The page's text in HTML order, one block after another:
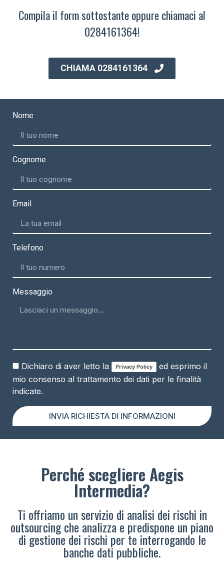
Compila il form sottostante oppure chiamaci al
0284161364!
CHIAMA 0284161364
Nome
Cognome
Email
Telefono
Messaggio
Dichiaro di aver letto la Privacy Policy
ed esprimo il
mio consenso al trattamento dei dati per le finalità
indicate.
INVIA RICHIESTA DI INFORMAZIONI
Perché scegliere Aegis
Intermedia?
Ti offriamo un servizio di analisi dei rischi in
outsourcing che analizza e predispone un piano
di gestione dei rischi per te interrogando le
banche dati pubbliche.